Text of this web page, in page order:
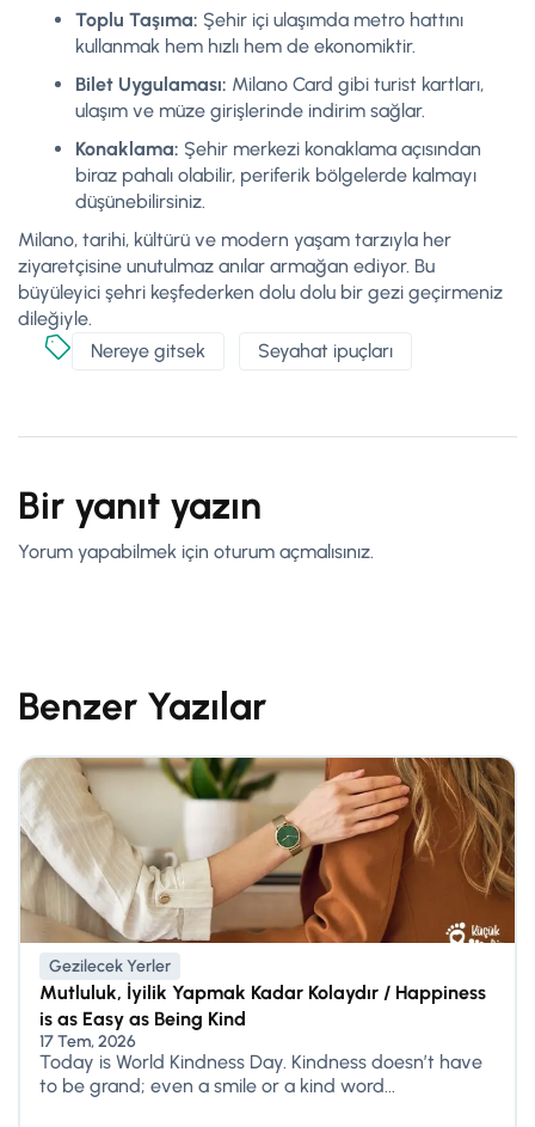
Toplu Taşıma: Şehir içi ulaşımda metro hattını
kullanmak hem hızlı hem de ekonomiktir.
Bilet Uygulaması: Milano Card gibi turist kartları,
ulaşım ve müze girişlerinde indirim sağlar.
Konaklama: Şehir merkezi konaklama açısından
biraz pahalı olabilir, periferik bölgelerde kalmayı
düşünebilirsiniz.
Milano, tarihi, kültürü ve modern yaşam tarzıyla her
ziyaretçisine unutulmaz anılar armağan ediyor. Bu
büyüleyici şehri keşfederken dolu dolu bir gezi geçirmeniz
dileğiyle.
Nereye gitsek
Seyahat ipuçları
Bir yanıt yazın
Yorum yapabilmek için oturum açmalısınız.
Benzer Yazılar
Gezilecek Yerler
Mutluluk, İyilik Yapmak Kadar Kolaydır / Happiness
is as Easy as Being Kind
17 Tem, 2026
Today is World Kindness Day. Kindness doesn’t have
to be grand; even a smile or a kind word...